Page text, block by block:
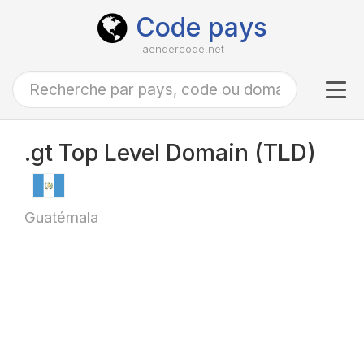
Code pays
laendercode.net
.gt Top Level Domain (TLD)
Guatémala